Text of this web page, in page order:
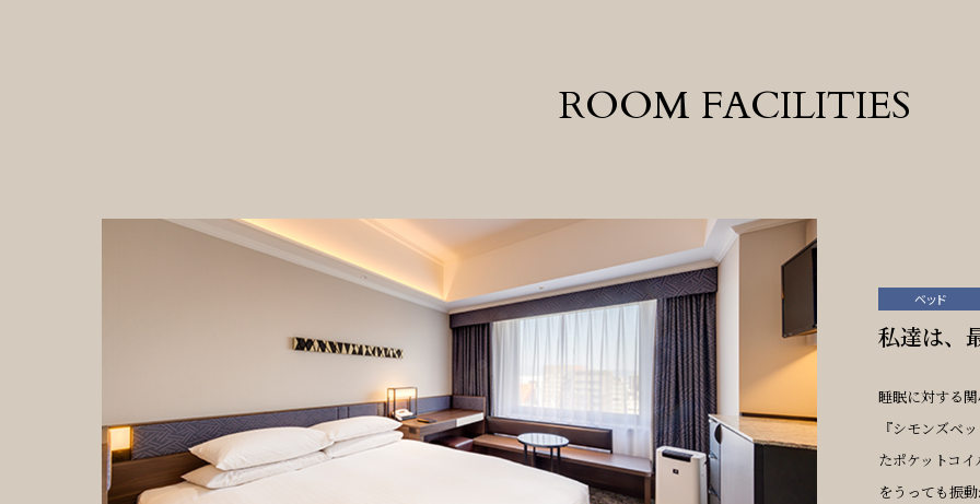
ROOM FACILITIES
ベッド
私達は、
睡眠に対する
『シモンズベ
たポケットコ
をうっても振